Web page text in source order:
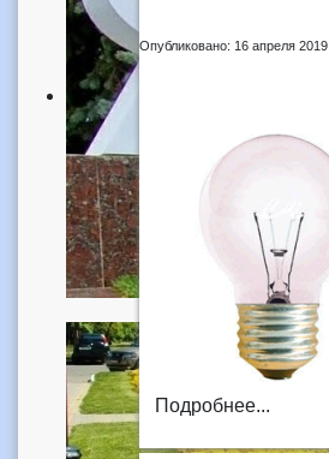
Опубликовано: 16 апреля 2019
Подробнее...